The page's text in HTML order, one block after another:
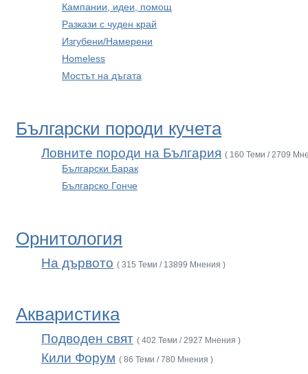
Кампании, идеи, помощ
Разкази с чуден край
Изгубени/Намерени
Homeless
Мостът на дъгата
Български породи кучета
Ловните породи на България ( 160 Теми / 2709
Български Барак
Българско Гонче
Орнитология
На дървото ( 315 Теми / 13899 Мнения )
Акваристика
Подводен свят ( 402 Теми / 2927 Мнения )
Кили Форум ( 86 Теми / 780 Мнения )